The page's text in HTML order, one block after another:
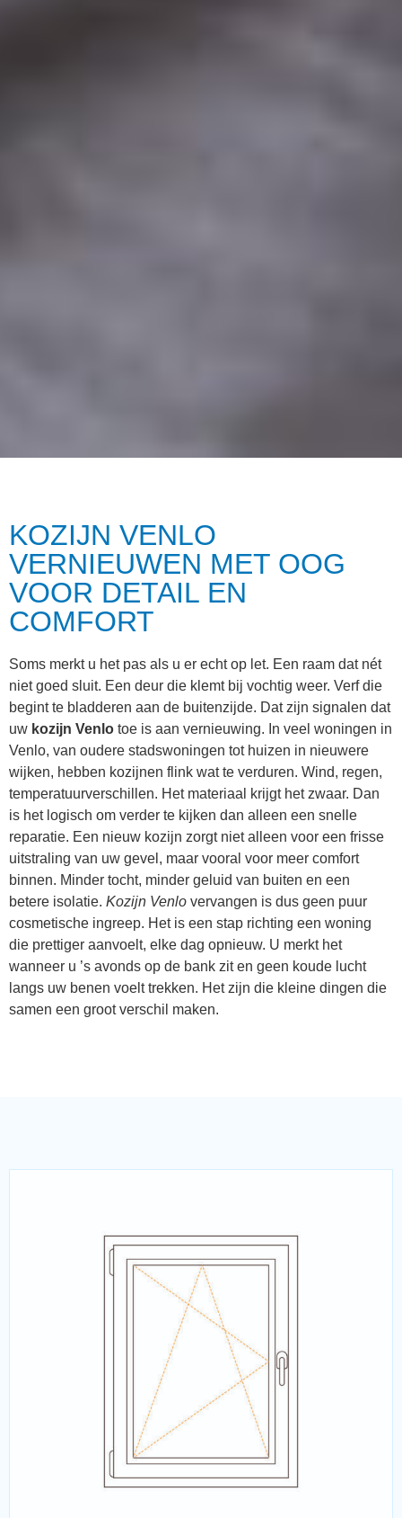
KOZIJN VENLO
VERNIEUWEN MET OOG
VOOR DETAIL EN
COMFORT
Soms merkt u het pas als u er echt op let. Een raam dat nét
niet goed sluit. Een deur die klemt bij vochtig weer. Verf die
begint te bladderen aan de buitenzijde. Dat zijn signalen dat
uw kozijn Venlo toe is aan vernieuwing. In veel woningen in
Venlo, van oudere stadswoningen tot huizen in nieuwere
wijken, hebben kozijnen flink wat te verduren. Wind, regen,
temperatuurverschillen. Het materiaal krijgt het zwaar. Dan
is het logisch om verder te kijken dan alleen een snelle
reparatie. Een nieuw kozijn zorgt niet alleen voor een frisse
uitstraling van uw gevel, maar vooral voor meer comfort
binnen. Minder tocht, minder geluid van buiten en een
betere isolatie. Kozijn Venlo vervangen is dus geen puur
cosmetische ingreep. Het is een stap richting een woning
die prettiger aanvoelt, elke dag opnieuw. U merkt het
wanneer u ’s avonds op de bank zit en geen koude lucht
langs uw benen voelt trekken. Het zijn die kleine dingen die
samen een groot verschil maken.